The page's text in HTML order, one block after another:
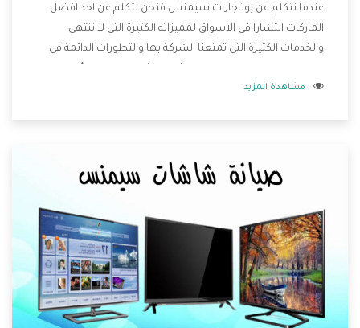
عندما نتكلم عن بوتاجازات سيمنس فنحن نتكلم عن احد افضل
الماركات انتشارا فى الاسواق لمميزاته الكثيرة التى لا تنتهى
والخدمات الكثيرة التى تمتعنا الشركة بها والتطورات الدائمة فى
تختلف اسعارها لكى تستطيع اختيار الافضل لها وسنوضح لكم
مشاهدة المزيد